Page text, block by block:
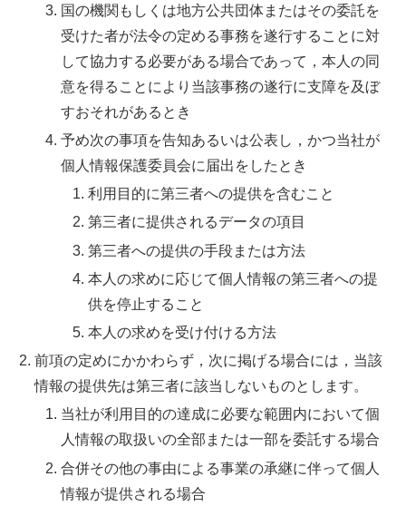
国の機関もしくは地方公共団体またはその委託を
受けた者が法令の定める事務を遂行することに対
して協力する必要がある場合であって，本人の同
意を得ることにより当該事務の遂行に支障を及ぼ
すおそれがあるとき
予め次の事項を告知あるいは公表し，かつ当社が
個人情報保護委員会に届出をしたとき
利用目的に第三者への提供を含むこと
第三者に提供されるデータの項目
第三者への提供の手段または方法
本人の求めに応じて個人情報の第三者への提
供を停止すること
本人の求めを受け付ける方法
前項の定めにかかわらず，次に掲げる場合には，当該
情報の提供先は第三者に該当しないものとします。
当社が利用目的の達成に必要な範囲内において個
人情報の取扱いの全部または一部を委託する場合
合併その他の事由による事業の承継に伴って個人
情報が提供される場合